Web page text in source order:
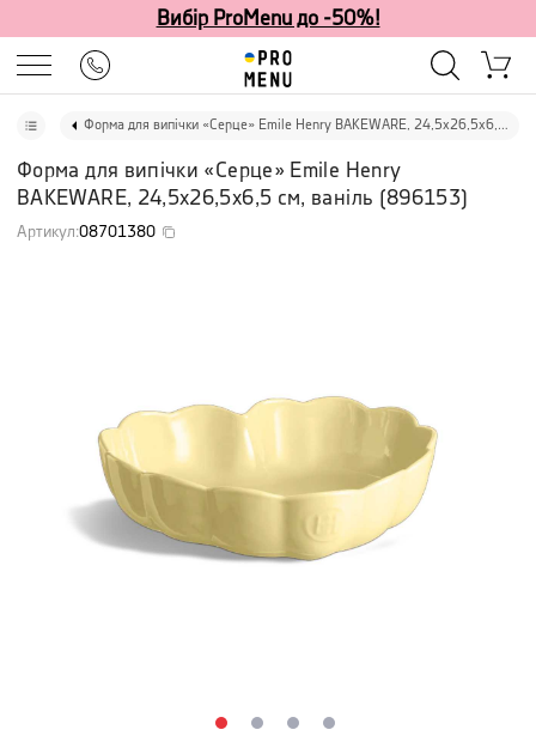
Вибір ProMenu до -50%!
Форма для випічки «Серце» Emile Henry BAKEWARE, 24,5х26,5х6,5 см, ваніль
Форма для випічки «Серце» Emile Henry
BAKEWARE, 24,5х26,5х6,5 см, ваніль (896153)
Артикул:08701380